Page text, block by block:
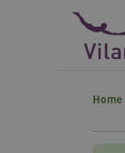
Naar
Naar footer
Home